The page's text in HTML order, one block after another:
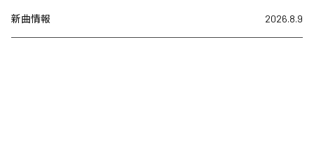
新曲情報 2026.8.9